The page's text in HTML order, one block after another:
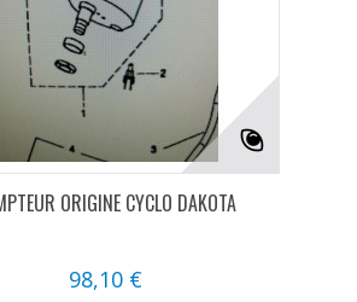
ORIGINE CYCLO DAKOTA
98,10 €